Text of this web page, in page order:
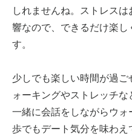
しれませんね。ストレス
響なので、できるだけ楽
す。
少しでも楽しい時間が過
ォーキングやストレッチ
一緒に会話をしながらウ
歩でもデート気分を味わえ